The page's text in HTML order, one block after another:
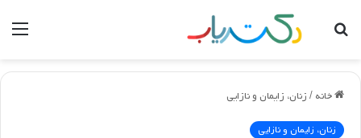
جستجو
خانه / زنان، زایمان و نازایی
زنان، زایمان و نازایی